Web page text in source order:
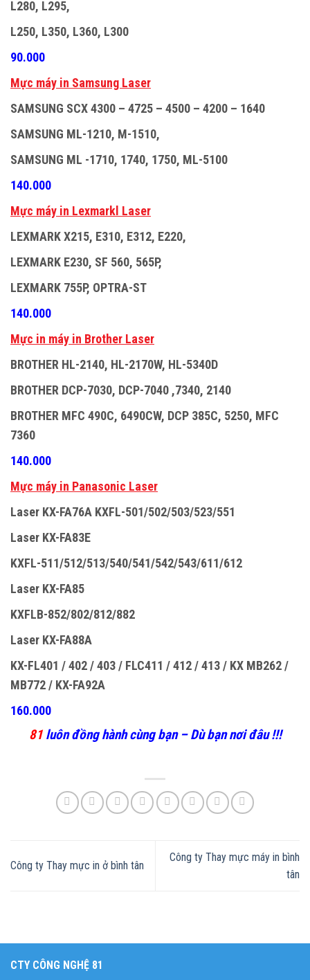
L280, L295,
L250, L350, L360, L300
90.000
Mực máy in Samsung Laser
SAMSUNG SCX 4300 – 4725 – 4500 – 4200 – 1640
SAMSUNG ML-1210, M-1510,
SAMSUNG ML -1710, 1740, 1750, ML-5100
140.000
Mực máy in Lexmarkl Laser
LEXMARK X215, E310, E312, E220,
LEXMARK E230, SF 560, 565P,
LEXMARK 755P, OPTRA-ST
140.000
Mực in máy in Brother Laser
BROTHER HL-2140, HL-2170W, HL-5340D
BROTHER DCP-7030, DCP-7040 ,7340, 2140
BROTHER MFC 490C, 6490CW, DCP 385C, 5250, MFC
7360
140.000
Mực máy in Panasonic Laser
Laser KX-FA76A KXFL-501/502/503/523/551
Laser KX-FA83E
KXFL-511/512/513/540/541/542/543/611/612
Laser KX-FA85
KXFLB-852/802/812/882
Laser KX-FA88A
KX-FL401 / 402 / 403 / FLC411 / 412 / 413 / KX MB262 /
MB772 / KX-FA92A
160.000
81luôn đồng hành cùng bạn – Dù bạn nơi đâu !!!
Công ty Thay mực in ở bình tân
Công ty Thay mực máy in bình
tân
CTY CÔNG NGHỆ 81